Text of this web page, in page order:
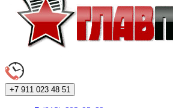
+7 911 023 48 51